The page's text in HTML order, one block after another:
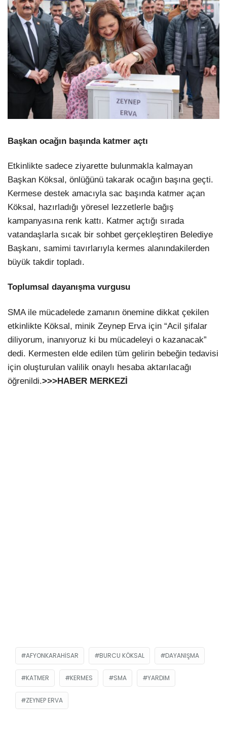
Başkan ocağın başında katmer açtı
Etkinlikte sadece ziyarette bulunmakla kalmayan
Başkan Köksal, önlüğünü takarak ocağın başına geçti.
Kermese destek amacıyla sac başında katmer açan
Köksal, hazırladığı yöresel lezzetlerle bağış
kampanyasına renk kattı. Katmer açtığı sırada
vatandaşlarla sıcak bir sohbet gerçekleştiren Belediye
Başkanı, samimi tavırlarıyla kermes alanındakilerden
büyük takdir topladı.
Toplumsal dayanışma vurgusu
SMA ile mücadelede zamanın önemine dikkat çekilen
etkinlikte Köksal, minik Zeynep Erva için “Acil şifalar
diliyorum, inanıyoruz ki bu mücadeleyi o kazanacak”
dedi. Kermesten elde edilen tüm gelirin bebeğin tedavisi
için oluşturulan valilik onaylı hesaba aktarılacağı
öğrenildi.>>>HABER MERKEZİ
AFYONKARAHISAR BURCU KÖKSAL DAYANIŞMA
KATMER KERMES SMA YARDIM
ZEYNEP ERVA